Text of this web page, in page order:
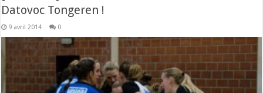
Datovoc Tongeren !
9 avril 2014 0